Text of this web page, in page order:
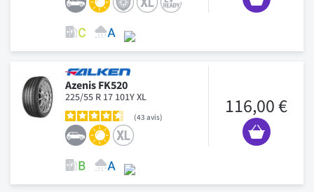
Azenis FK520
225/55 R 17 101Y XL
43 avis 116,00 €